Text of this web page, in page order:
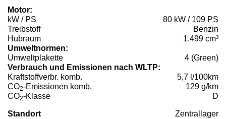
Motor:
kW / PS
80 kW / 109 PS
Treibstoff
Benzin
Hubraum
1.499 cm³
Umweltnormen:
Umweltplakette
4 (Green)
Verbrauch und Emissionen nach WLTP:
Kraftstoffverbr. komb.
5,7 l/100km
CO2-Emissionen komb.
129 g/km
CO2-Klasse D
Standort Zentrallager